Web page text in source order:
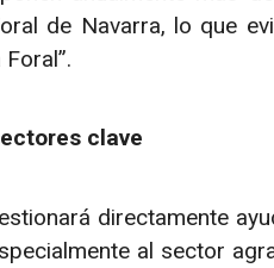
de Navarra, lo que
clave
directamente
al sector